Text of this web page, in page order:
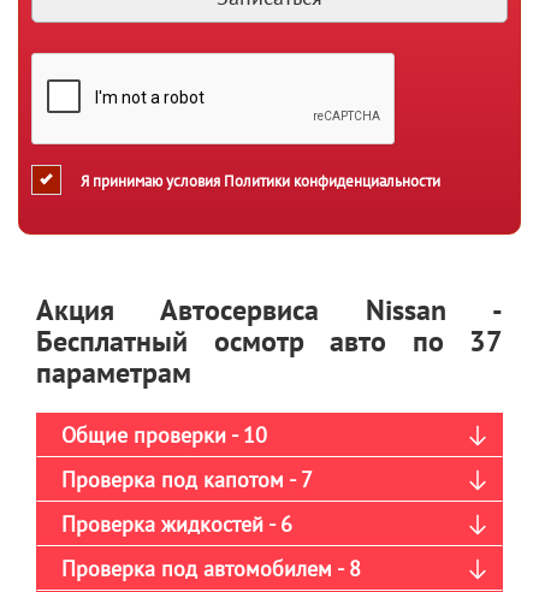
Я принимаю условия Политики конфиденциальности
Акция Автосервиса Nissan -
Бесплатный осмотр авто по 37
параметрам
Общие проверки - 10
Проверка под капотом - 7
Проверка жидкостей - 6
Проверка под автомобилем - 8